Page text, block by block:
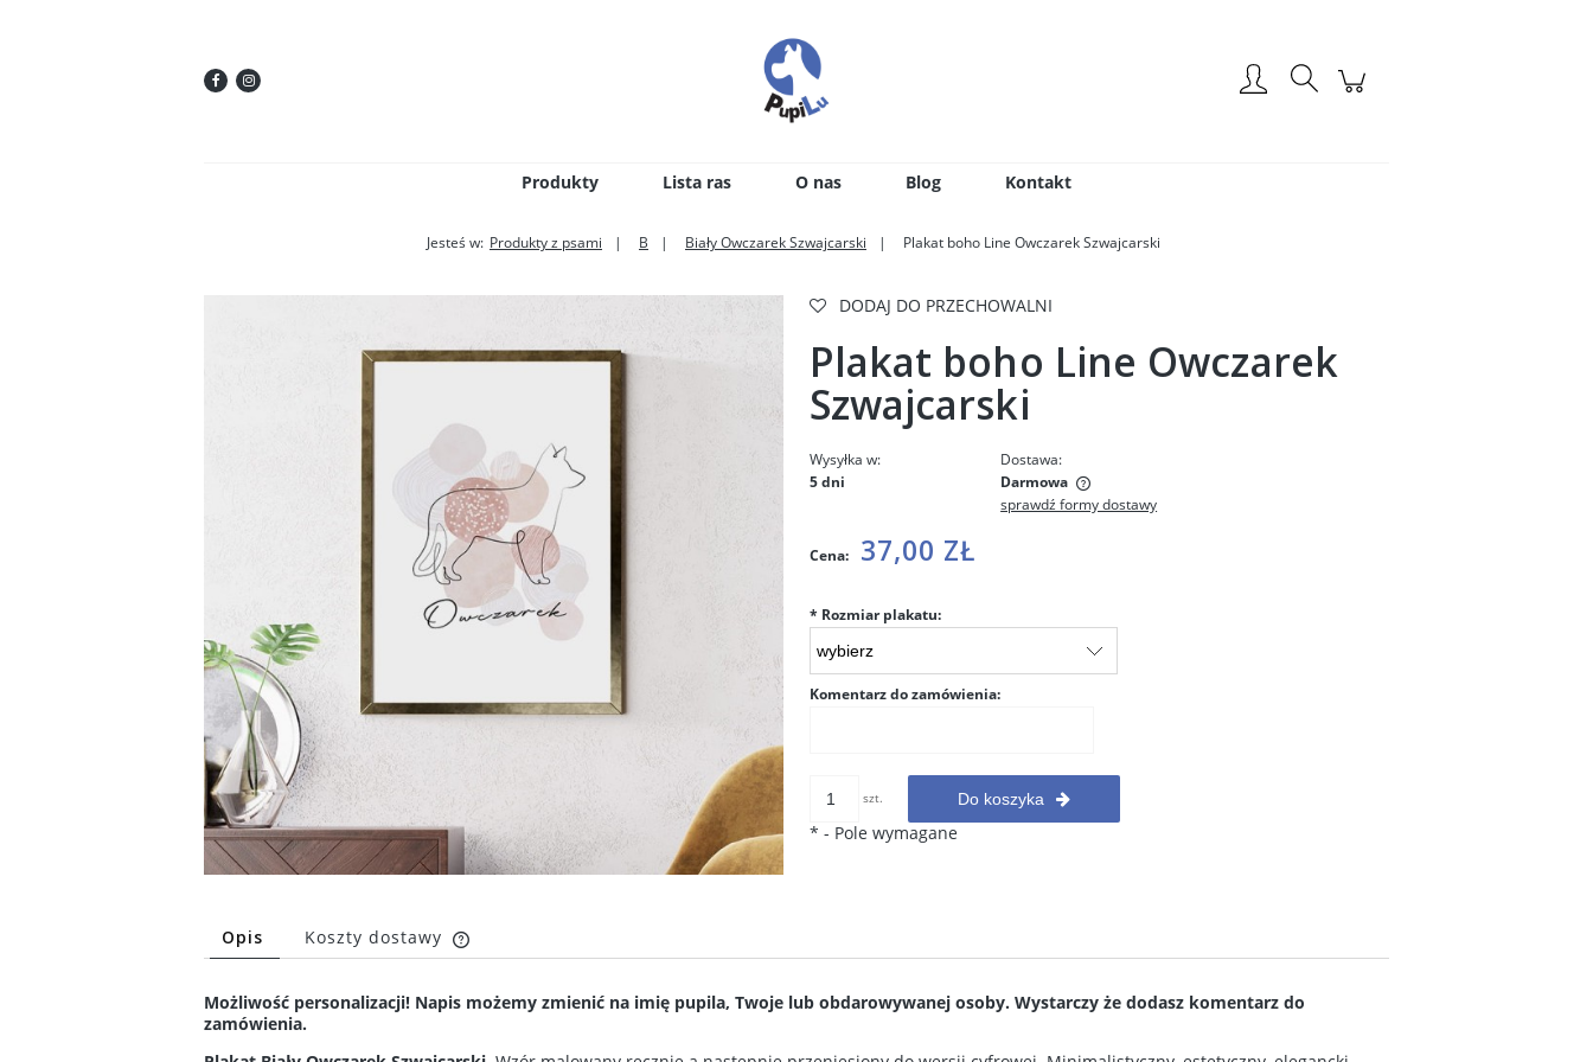
Produkty Lista ras O nas Blog Kontakt
Jesteś w: Produkty z psami B Biały Owczarek Szwajcarski Plakat boho Line Owczarek Szwajcarski
DODAJ DO PRZECHOWALNI
Plakat boho Line Owczarek
Szwajcarski
Wysyłka w:
5 dni
Dostawa:
Darmowa
kosztów płatności
sprawdź formy dostawy
Cena: 37,00 ZŁ
* Rozmiar plakatu:
Komentarz do zamówienia:
szt. Do koszyka
* - Pole wymagane
Opis Koszty dostawy
Cena nie zawiera ewentualnych
Możliwość personalizacji! Napis możemy zmienić na imię pupila, Twoje lub obdarowywanej osoby. Wystarczy że dodasz komentarz do
zamówienia.